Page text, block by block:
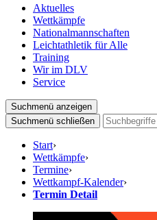
Aktuelles
Wettkämpfe
Nationalmannschaften
Leichtathletik für Alle
Training
Wir im DLV
Service
Suchmenü anzeigen
Suchmenü schließen
Start›
Wettkämpfe›
Termine›
Wettkampf-Kalender›
Termin Detail